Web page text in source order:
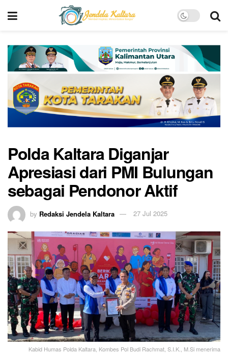
Polda Kaltara Diganjar
Apresiasi dari PMI Bulungan
sebagai Pendonor Aktif
by Redaksi Jendela Kaltara 27 Jul 2025
Kabid Humas Polda Kaltara, Kombes Pol Budi Rachmat, S.I.K., M.Si menerima